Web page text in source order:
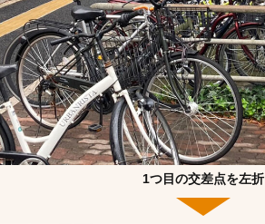
1つ目の交差点を左折